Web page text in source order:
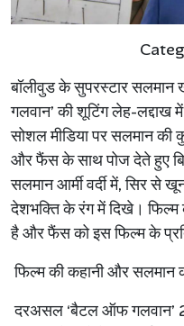
बॉलीवुड के सुपरस्टार
गलवान’ की शूटिंग लेह-लद्दाख
सोशल मीडिया पर सलमान
और फैंस के साथ पोज देते हुए
सलमान आर्मी वर्दी में, सिर
देशभक्ति के रंग में दिखे।
है और फैंस को इस फिल्म के
फिल्म की कहानी और सलमान
दरअसल ‘बैटल ऑफ गलवान’